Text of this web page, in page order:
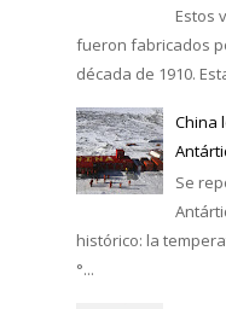
Estos
fueron fabricados
década de 1910.
China
Se
histórico: la
°...